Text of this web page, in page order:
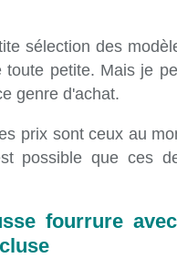
sélection des
petite. Mais je
genre d'achat.
prix sont ceux au
possible que ces
fourrure